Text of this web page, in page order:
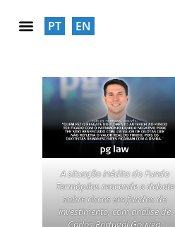
PT EN
A situação inédita do Fundo
Termópilas reacende o debate
sobre riscos em fundos de
investimento, com análise de
Carlos Portugal Gouvêa.